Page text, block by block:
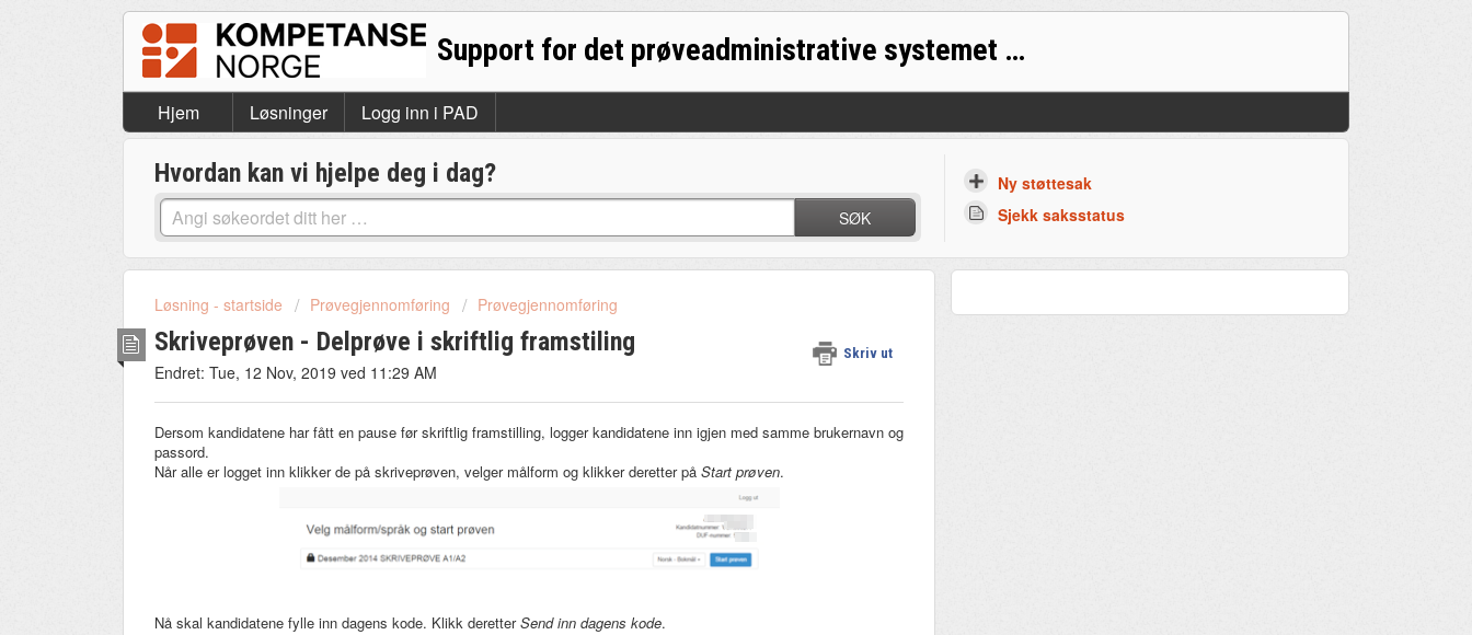
Support for det prøveadministrative systemet (PAD)
Hjem Løsninger Logg inn i PAD
Hvordan kan vi hjelpe deg i dag?
SØK
Ny støttesak
Sjekk saksstatus
Løsning - startside Prøvegjennomføring Prøvegjennomføring
Skriveprøven - Delprøve i skriftlig framstiling Skriv ut
Endret: Tue, 12 Nov, 2019 ved 11:29 AM
Dersom kandidatene har fått en pause før skriftlig framstilling, logger kandidatene inn igjen med samme brukernavn og
passord.
Når alle er logget inn klikker de på skriveprøven, velger målform og klikker deretter på Start prøven.
Nå skal kandidatene fylle inn dagens kode. Klikk deretterSend inn dagens kode.